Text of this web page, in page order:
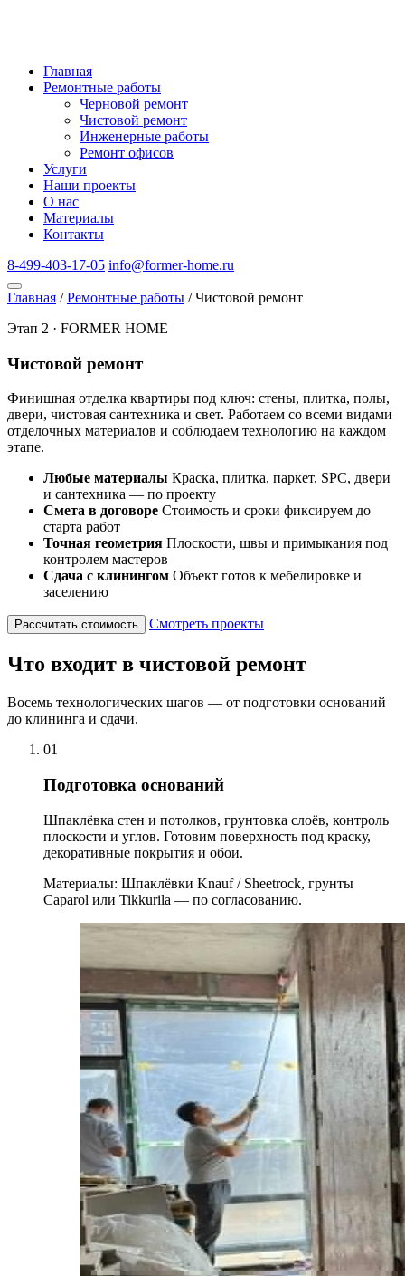
Главная
Ремонтные работы
Черновой ремонт
Чистовой ремонт
Инженерные работы
Ремонт офисов
Услуги
Наши проекты
О нас
Материалы
Контакты
8-499-403-17-05 info@former-home.ru
Главная / Ремонтные работы / Чистовой ремонт
Этап 2 · FORMER HOME
Чистовой ремонт
Финишная отделка квартиры под ключ: стены, плитка, полы,
двери, чистовая сантехника и свет. Работаем со всеми видами
отделочных материалов и соблюдаем технологию на каждом
этапе.
Любые материалы Краска, плитка, паркет, SPC, двери
и сантехника — по проекту
Смета в договоре Стоимость и сроки фиксируем до
старта работ
Точная геометрия Плоскости, швы и примыкания под
контролем мастеров
Сдача с клинингом Объект готов к мебелировке и
заселению
Рассчитать стоимость Смотреть проекты
Что входит в чистовой ремонт
Восемь технологических шагов — от подготовки оснований
до клининга и сдачи.
01
Подготовка оснований
Шпаклёвка стен и потолков, грунтовка слоёв, контроль
плоскости и углов. Готовим поверхность под краску,
декоративные покрытия и обои.
Материалы: Шпаклёвки Knauf / Sheetrock, грунты
Caparol или Tikkurila — по согласованию.